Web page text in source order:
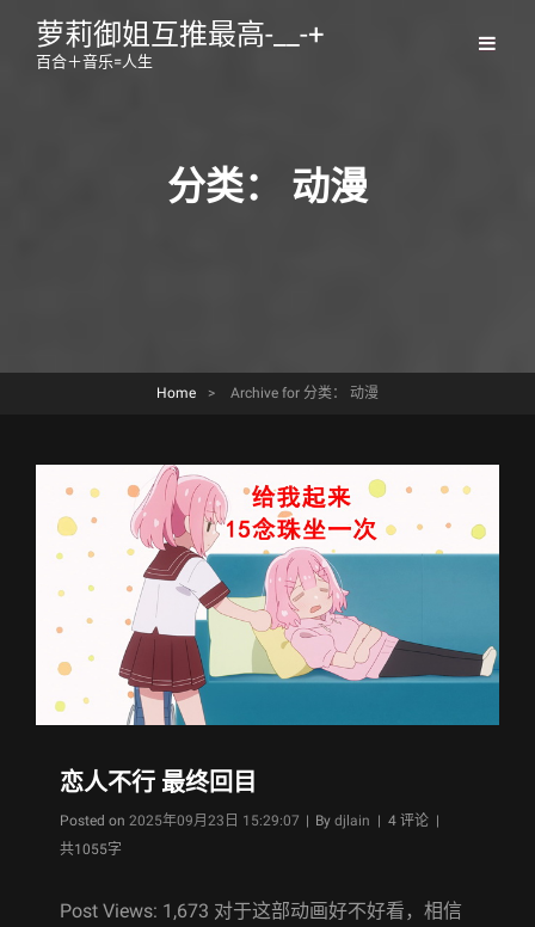
萝莉御姐互推最高-__-+
百合＋音乐=人生
分类： 动漫
Home > Archive for 分类： 动漫
恋人不行 最终回目
Posted on 2025年09月23日 15:29:07 | By Byline
djlain | 4 评论 |
共1055字
Post Views: 1,673 对于这部动画好不好看，相信